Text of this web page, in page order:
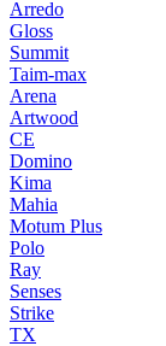
Arredo
Gloss
Summit
Taim-max
Arena
Artwood
CE
Domino
Kima
Mahia
Motum Plus
Polo
Ray
Senses
Strike
TX